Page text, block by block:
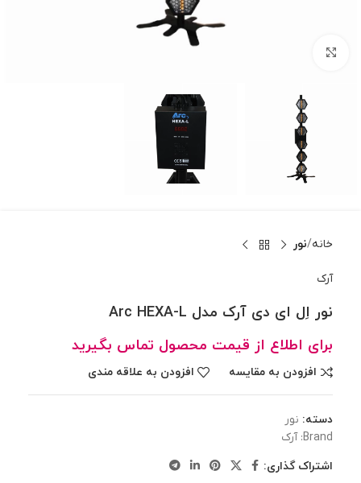
خانه نور
آرک
نور اِل ای دی آرک مدل Arc HEXA-L
برای اطلاع از قیمت محصول تماس بگیرید
افزودن به مقایسه افزودن به علاقه مندی
دسته: نور
Brand: آرک
اشتراک گذاری: